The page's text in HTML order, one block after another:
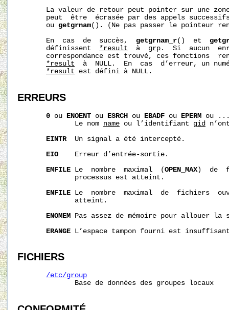
La valeur de retour peut pointer sur une
peut  être  écrasée par des appels
       ou
getgrnam(). (Ne pas passer le pointeur
       En  cas  de  succès,
getgrnam_r()  et
       définissent
*result
  à
grp .  Si  aucun
correspondance est trouvé, ces fonctions
*result
à  NULL.  En  cas  d’erreur, un
*result est défini à NULL.
ERREURS
0 ou ENOENT ou ESRCH ou EBADF ou EPERM ou
              Le nom
name ou l’identifiant gid
EINTR
  Un signal a été intercepté.
EIO
    Erreur d’entrée-sortie.
EMFILE Le  nombre  maximal  (OPEN_MAX)  de
              processus est atteint.
ENFILE Le  nombre  maximal  de  fichiers
              atteint.
ENOMEM Pas assez de mémoire pour allouer
ERANGE L’espace tampon fourni est
FICHIERS
/etc/group
              Base de données des groupes locaux